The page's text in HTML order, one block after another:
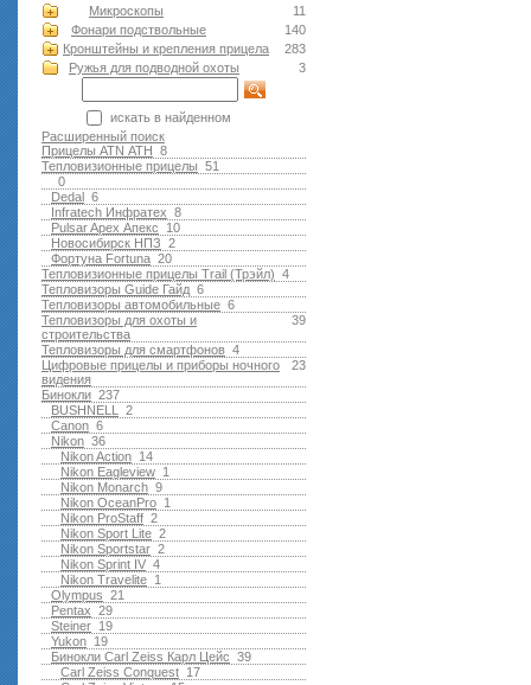
11
Микроскопы
140
Фонари подствольные
283
Кронштейны и крепления прицела
3
Ружья для подводной оxоты
искать в найденном
Расширенный поиск
8
Прицелы ATN АТН
51
Тепловизионные прицелы
0
6
Dedal
8
Infratech Инфратех
10
Pulsar Apex Апекс
2
Новосибирск НПЗ
20
Фортуна Fortuna
4
Тепловизионные прицелы Trail (Трэйл)
6
Тепловизоры Guide Гайд
6
Тепловизоры автомобильные
39
Тепловизоры для охоты и
строительства
4
Тепловизоры для смартфонов
23
Цифровые прицелы и приборы ночного
видения
237
Бинокли
2
BUSHNELL
6
Canon
36
Nikon
14
Nikon Action
1
Nikon Eagleview
9
Nikon Monarch
1
Nikon OceanPro
2
Nikon ProStaff
2
Nikon Sport Lite
2
Nikon Sportstar
4
Nikon Sprint IV
1
Nikon Travelite
21
Olympus
29
Pentax
19
Steiner
19
Yukon
39
Бинокли Carl Zeiss Карл Цейс
17
Carl Zeiss Conquest